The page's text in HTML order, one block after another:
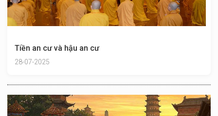
Tiền an cư và hậu an cư
28-07-2025